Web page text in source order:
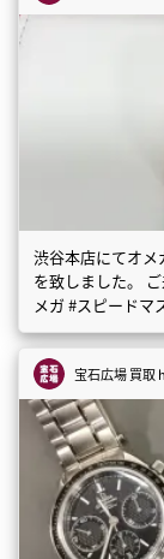
渋谷本店にてオメ
を致しました。
メガ #スピードマ
宝石広場 買取